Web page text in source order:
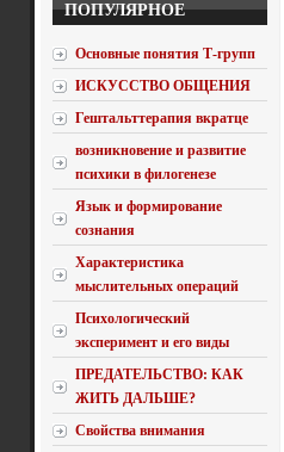
ПОПУЛЯРНОЕ
Основные понятия Т-групп
ИСКУССТВО ОБЩЕНИЯ
Гештальттерапия вкратце
возникновение и развитие
психики в филогенезе
Язык и формирование
сознания
Характеристика
мыслительных операций
Психологический
эксперимент и его виды
ПРЕДАТЕЛЬСТВО: КАК
ЖИТЬ ДАЛЬШЕ?
Свойства внимания